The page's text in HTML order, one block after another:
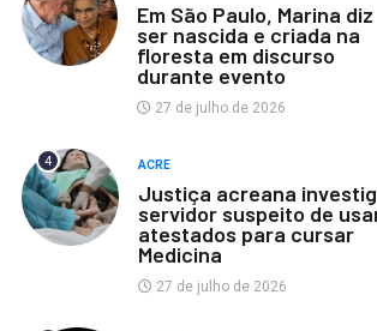
Em São Paulo, Marina diz
ser nascida e criada na
floresta em discurso
durante evento
27 de julho de 2026
4 ACRE
Justiça acreana
servidor suspeito de
atestados para cursar
Medicina
27 de julho de 2026